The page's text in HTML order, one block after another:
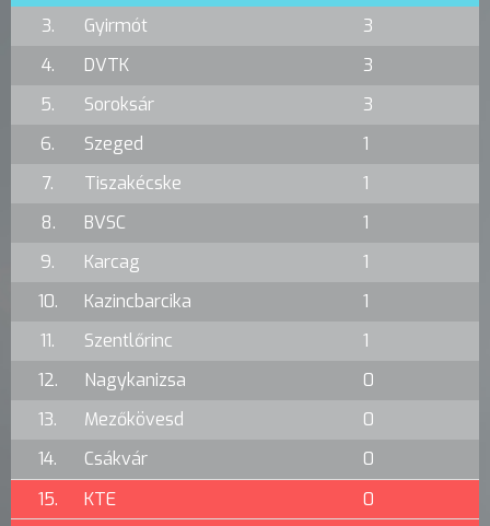
3.
Gyirmót
3
4.
DVTK
3
5.
Soroksár
3
6.
Szeged
1
7.
Tiszakécske
1
8.
BVSC
1
9.
Karcag
1
10.
Kazincbarcika
1
11.
Szentlőrinc
1
12.
Nagykanizsa
0
13.
Mezőkövesd
0
14.
Csákvár
0
15.
KTE
0